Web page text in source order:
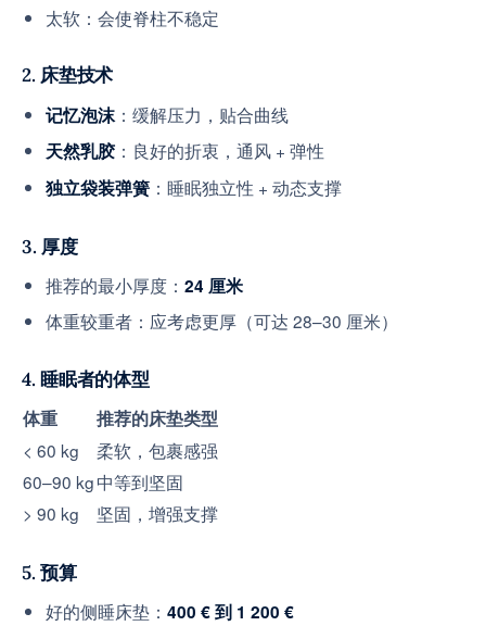
太软：会使脊柱不稳定
2. 床垫技术
记忆泡沫 ：缓解压力，贴合曲线
天然乳胶 ：良好的折衷，通风 + 弹性
独立袋装弹簧 ：睡眠独立性 + 动态支撑
3. 厚度
推荐的最小厚度：24 厘米
体重较重者：应考虑更厚（可达 28–30 厘米）
4. 睡眠者的体型
体重
推荐的床垫类型
< 60 kg
柔软，包裹感强
60–90 kg中等到坚固
> 90 kg
坚固，增强支撑
5. 预算
好的侧睡床垫：400 € 到 1 200 €